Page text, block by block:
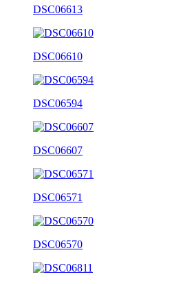
DSC06613
DSC06610
DSC06594
DSC06607
DSC06571
DSC06570